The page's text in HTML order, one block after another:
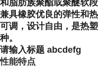
和脂肪族聚酯或聚醚软
兼具橡胶优良的弹性和
可调，设计自由，是热
种。
请输入标题 abcdefg
性能特点